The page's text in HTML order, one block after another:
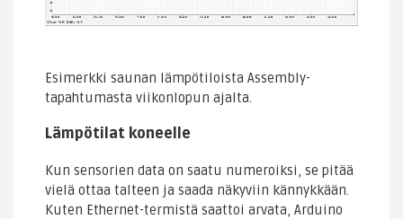
Esimerkki saunan lämpötiloista Assembly-
tapahtumasta viikonlopun ajalta.
Lämpötilat koneelle
Kun sensorien data on saatu numeroiksi, se pitää
vielä ottaa talteen ja saada näkyviin kännykkään.
Kuten Ethernet-termistä saattoi arvata, Arduino